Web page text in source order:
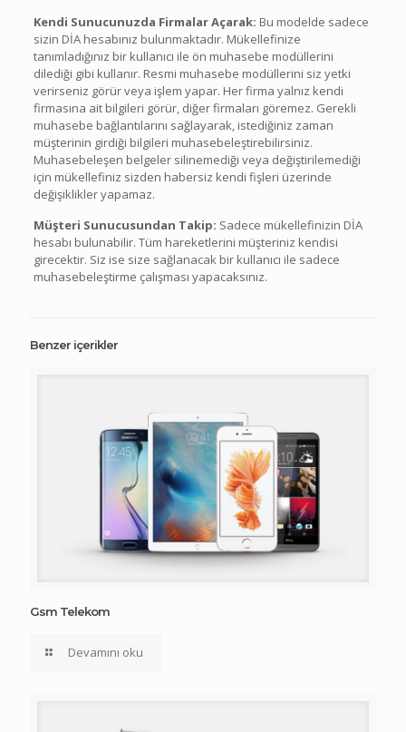
Kendi Sunucunuzda Firmalar Açarak: Bu modelde sadece
sizin DİA hesabınız bulunmaktadır. Mükellefinize
tanımladığınız bir kullanıcı ile ön muhasebe modüllerini
dilediği gibi kullanır. Resmi muhasebe modüllerini siz yetki
verirseniz görür veya işlem yapar. Her firma yalnız kendi
firmasına ait bilgileri görür, diğer firmaları göremez. Gerekli
muhasebe bağlantılarını sağlayarak, istediğiniz zaman
müşterinin girdiği bilgileri muhasebeleştirebilirsiniz.
Muhasebeleşen belgeler silinemediği veya değiştirilemediği
için mükellefiniz sizden habersiz kendi fişleri üzerinde
değişiklikler yapamaz.
Müşteri Sunucusundan Takip: Sadece mükellefinizin DİA
hesabı bulunabilir. Tüm hareketlerini müşteriniz kendisi
girecektir. Siz ise size sağlanacak bir kullanıcı ile sadece
muhasebeleştirme çalışması yapacaksınız.
Benzer içerikler
Gsm Telekom
Devamını oku